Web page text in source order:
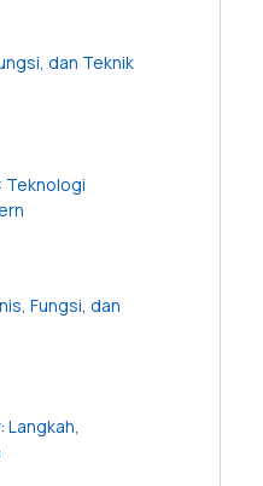
dan Teknik
Teknologi
Fungsi, dan
Langkah,